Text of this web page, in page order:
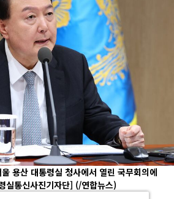
용산 대통령실 청사에서 열린 국무회의에
실통신사진기자단] (/연합뉴스)